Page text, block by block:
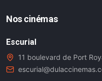
Nos cinémas
Escurial
11 boulevard de Port